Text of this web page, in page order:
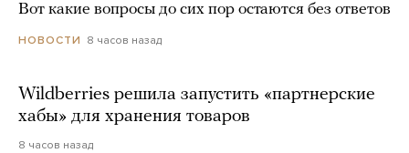
Вот какие вопросы до сих пор остаются без ответов
НОВОСТИ 8 часов назад
Wildberries решила запустить «партнерские
хабы» для хранения товаров
8 часов назад